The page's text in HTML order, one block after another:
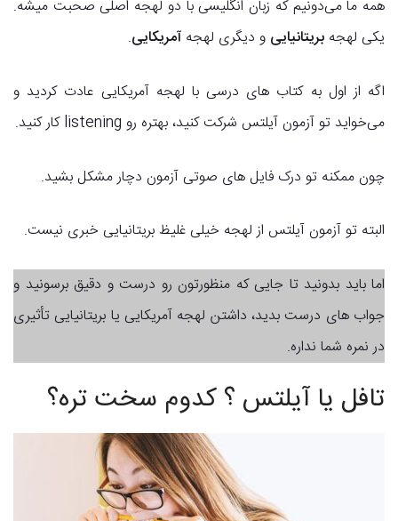
همه ما می‌دونیم که زبان انگلیسی با دو لهجه اصلی صحبت میشه.
یکی لهجه بریتانیایی و دیگری لهجه آمریکایی.
اگه از اول به کتاب های درسی با لهجه آمریکایی عادت کردید و
می‌خواید تو آزمون آیلتس شرکت کنید، بهتره رو listening کار کنید.
چون ممکنه تو درک فایل های صوتی آزمون دچار مشکل بشید.
البته تو آزمون آیلتس از لهجه خیلی غلیظ بریتانیایی خبری نیست.
اما باید بدونید تا جایی که منظورتون رو درست و دقیق برسونید و
جواب های درست بدید، داشتن لهجه آمریکایی یا بریتانیایی تأثیری
در نمره شما نداره.
تافل یا آیلتس ؟ کدوم سخت تره؟